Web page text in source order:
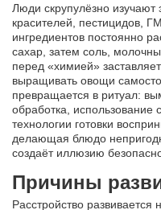
Люди скрупулёзно изучают
красителей, пестицидов,
ингредиентов постоянно
сахар, затем соль,
перед «химией»
выращивать овощи
превращается в ритуал:
обработка,
технологии готовки
делающая блюдо
создаёт иллюзию
Причины
Расстройство